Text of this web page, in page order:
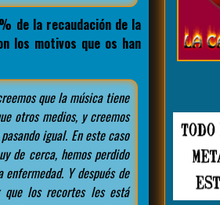
de la recaudación de la
los motivos que os han
que la música tiene
otros medios, y creemos
igual. En este caso
de cerca, hemos perdido
Y después de
los recortes les está